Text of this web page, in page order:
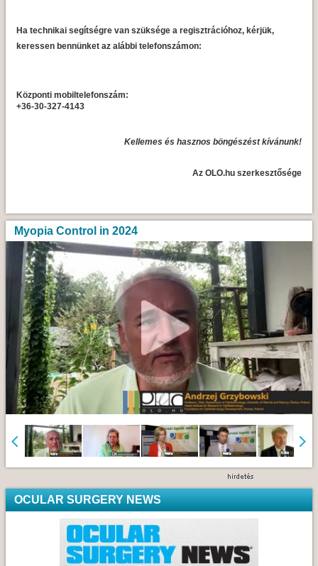
Ha technikai segítségre van szüksége a regisztrációhoz, kérjük,
keressen bennünket az alábbi telefonszámon:
Központi mobiltelefonszám:
+36-30-327-4143
Kellemes és hasznos böngészést kívánunk!
Az OLO.hu szerkesztősége
Myopia Control in 2024
OCULAR SURGERY NEWS